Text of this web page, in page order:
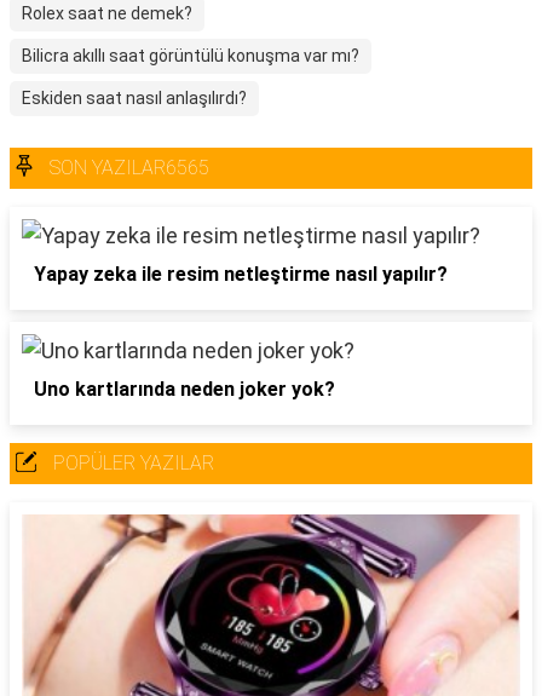
Rolex saat ne demek?
Bilicra akıllı saat görüntülü konuşma var mı?
Eskiden saat nasıl anlaşılırdı?
SON YAZILAR6565
Yapay zeka ile resim netleştirme nasıl yapılır?
Uno kartlarında neden joker yok?
POPÜLER YAZILAR